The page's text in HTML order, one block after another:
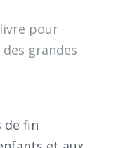
pour
grandes
de fin